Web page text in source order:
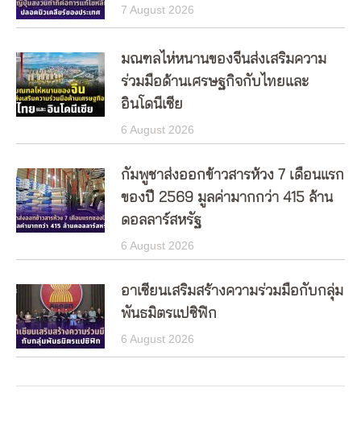
7 August 2026
มณฑลไห่หนานของจีนส่งเสริมความ
ร่วมมือด้านเศรษฐกิจกับไทยและ
อินโดนีเซีย
6 August 2026
กัมพูชาส่งออกข้าวสารห้วง 7 เดือนแรก
ของปี 2569 มูลค่ามากกว่า 415 ล้าน
ดอลลาร์สหรัฐ
6 August 2026
อาเซียนเสริมสร้างความร่วมมือกับกลุ่ม
พันธมิตรแปซิฟิก
6 August 2026